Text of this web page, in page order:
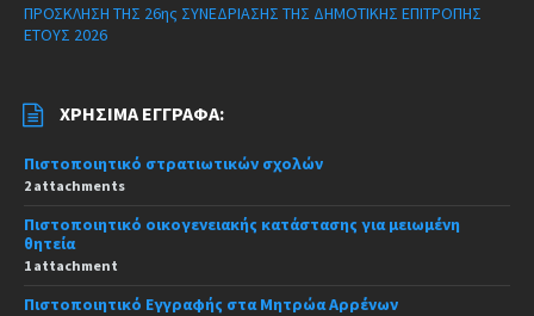
ΠΡΟΣΚΛΗΣΗ ΤΗΣ 26ης ΣΥΝΕΔΡΙΑΣΗΣ ΤΗΣ ΔΗΜΟΤΙΚΗΣ ΕΠΙΤΡΟΠΗΣ
ΕΤΟΥΣ 2026
ΧΡΉΣΙΜΑ ΈΓΓΡΑΦΑ:
Πιστοποιητικό στρατιωτικών σχολών
2 attachments
Πιστοποιητικό οικογενειακής κατάστασης για μειωμένη
θητεία
1 attachment
Πιστοποιητικό Εγγραφής στα Μητρώα Αρρένων